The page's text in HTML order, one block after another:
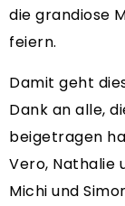
die grandiose
feiern.
Damit geht
Dank an alle,
beigetragen
Vero, Nathalie
Michi und